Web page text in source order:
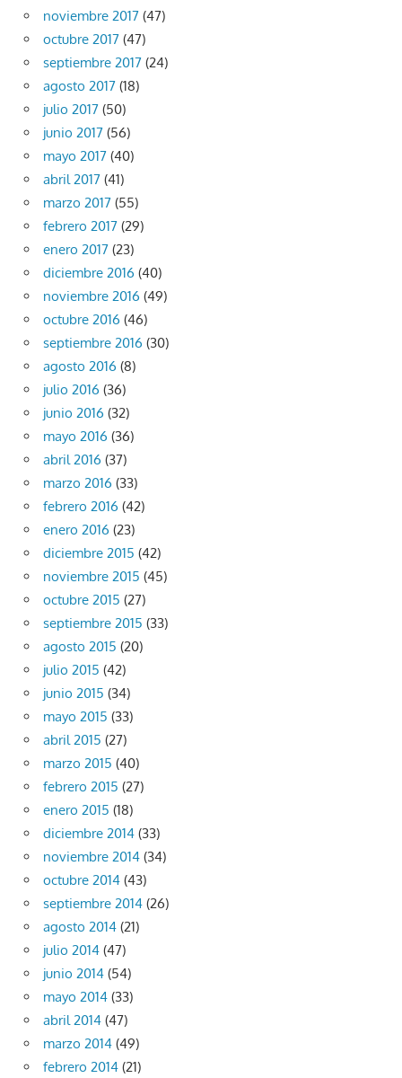
noviembre 2017 (47)
octubre 2017 (47)
septiembre 2017 (24)
agosto 2017 (18)
julio 2017 (50)
junio 2017 (56)
mayo 2017 (40)
abril 2017 (41)
marzo 2017 (55)
febrero 2017 (29)
enero 2017 (23)
diciembre 2016 (40)
noviembre 2016 (49)
octubre 2016 (46)
septiembre 2016 (30)
agosto 2016 (8)
julio 2016 (36)
junio 2016 (32)
mayo 2016 (36)
abril 2016 (37)
marzo 2016 (33)
febrero 2016 (42)
enero 2016 (23)
diciembre 2015 (42)
noviembre 2015 (45)
octubre 2015 (27)
septiembre 2015 (33)
agosto 2015 (20)
julio 2015 (42)
junio 2015 (34)
mayo 2015 (33)
abril 2015 (27)
marzo 2015 (40)
febrero 2015 (27)
enero 2015 (18)
diciembre 2014 (33)
noviembre 2014 (34)
octubre 2014 (43)
septiembre 2014 (26)
agosto 2014 (21)
julio 2014 (47)
junio 2014 (54)
mayo 2014 (33)
abril 2014 (47)
marzo 2014 (49)
febrero 2014 (21)